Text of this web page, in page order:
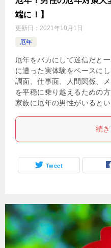
端に！】
更新日： 2021年10月1日
厄年
厄年をバカにして迷信だと
に遭った実体験をベースに
調面、仕事面、人間関係、
を平穏に乗り越えるための
家族に厄年の男性がいると
続
Tweet